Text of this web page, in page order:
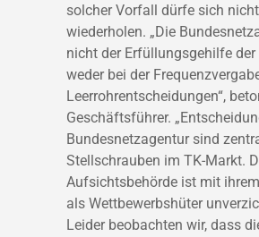
solcher Vorfall dürfe sich
wiederholen. „Die
nicht derErfüllungsgehilfe der
weder bei der
Leerrohrentscheidungen“,
Geschäftsführer. „
Bundesnetzagentur sind
Stellschrauben im TK-Markt.
Aufsichtsbehörde ist mit
als Wettbewerbshüter
Leider beobachten wir, dass